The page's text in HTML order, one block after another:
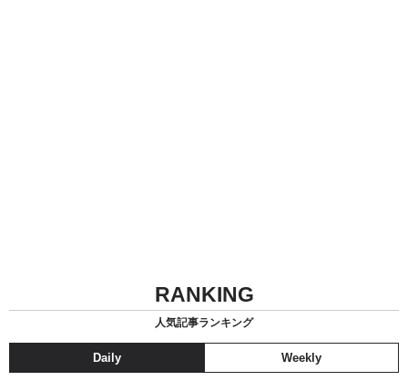
RANKING
人気記事ランキング
Daily Weekly